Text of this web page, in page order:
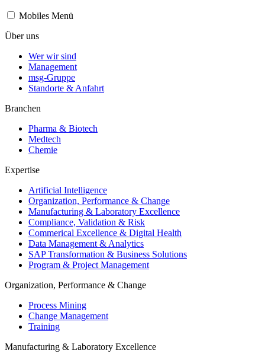
Mobiles Menü
Über uns
Wer wir sind
Management
msg-Gruppe
Standorte & Anfahrt
Branchen
Pharma & Biotech
Medtech
Chemie
Expertise
Artificial Intelligence
Organization, Performance & Change
Manufacturing & Laboratory Excellence
Compliance, Validation & Risk
Commerical Excellence & Digital Health
Data Management & Analytics
SAP Transformation & Business Solutions
Program & Project Management
Organization, Performance & Change
Process Mining
Change Management
Training
Manufacturing & Laboratory Excellence